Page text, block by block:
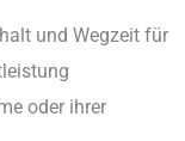
und Wegzeit für
oder ihrer